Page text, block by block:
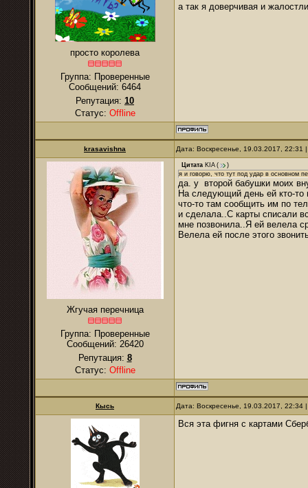
просто королева
Группа: Проверенные
Сообщений: 6464
Репутация: 10
Статус: Offline
а так я доверчивая и
krasavishna Дата: Воскресенье, 19.03.2017,
Жгучая перечница
Группа: Проверенные
Сообщений: 26420
Репутация: 8
Статус: Offline
Цитата KIA(
)
я и говорю, что тут под удар в основном
да. у второй бабушки моих
На следующий день ей кто-то
что-то там сообщить им по
и сделала..С карты списали
мне позвонила..Я ей велела
Велела ей после этого
Кысь Дата: Воскресенье, 19.03.2017,
Вся эта фигня с картами